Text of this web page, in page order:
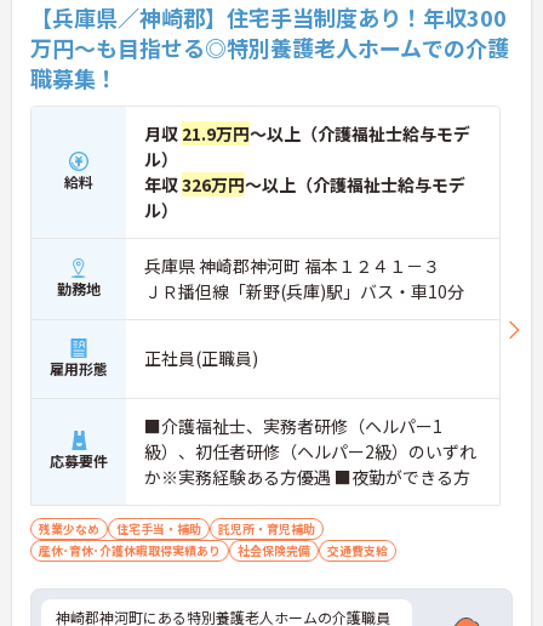
【兵庫県／神崎郡】住宅手当制度あり！年収300
万円～も目指せる◎特別養護老人ホームでの介護
職募集！
給料
月収 21.9万円～以上（介護福祉士給与モデ
ル）
年収326万円～以上（介護福祉士給与モデ
ル）
勤務地
兵庫県 神崎郡神河町 福本１２４１－３
ＪＲ播但線「新野(兵庫)駅」バス・車10分
雇用形態 正社員(正職員)
応募要件
■介護福祉士、実務者研修（ヘルパー1
級）、初任者研修（ヘルパー2級）のいずれ
か※実務経験ある方優遇 ■夜勤ができる方
残業少なめ 住宅手当・補助
託児所・育児補助
産休･育休･介護休暇取得実績あり
社会保険完備 交通費支給
神崎郡神河町にある特別養護老人ホームの介護職員